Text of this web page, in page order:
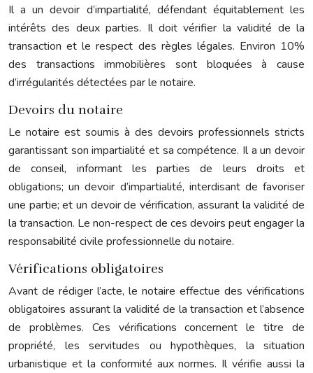
Il a un devoir d’impartialité, défendant équitablement les
intérêts des deux parties. Il doit vérifier la validité de la
transaction et le respect des règles légales. Environ 10%
des transactions immobilières sont bloquées à cause
d’irrégularités détectées par le notaire.
Devoirs du notaire
Le notaire est soumis à des devoirs professionnels stricts
garantissant son impartialité et sa compétence. Il a un devoir
de conseil, informant les parties de leurs droits et
obligations; un devoir d’impartialité, interdisant de favoriser
une partie; et un devoir de vérification, assurant la validité de
la transaction. Le non-respect de ces devoirs peut engager la
responsabilité civile professionnelle du notaire.
Vérifications obligatoires
Avant de rédiger l’acte, le notaire effectue des vérifications
obligatoires assurant la validité de la transaction et l’absence
de problèmes. Ces vérifications concernent le titre de
propriété, les servitudes ou hypothèques, la situation
urbanistique et la conformité aux normes. Il vérifie aussi la